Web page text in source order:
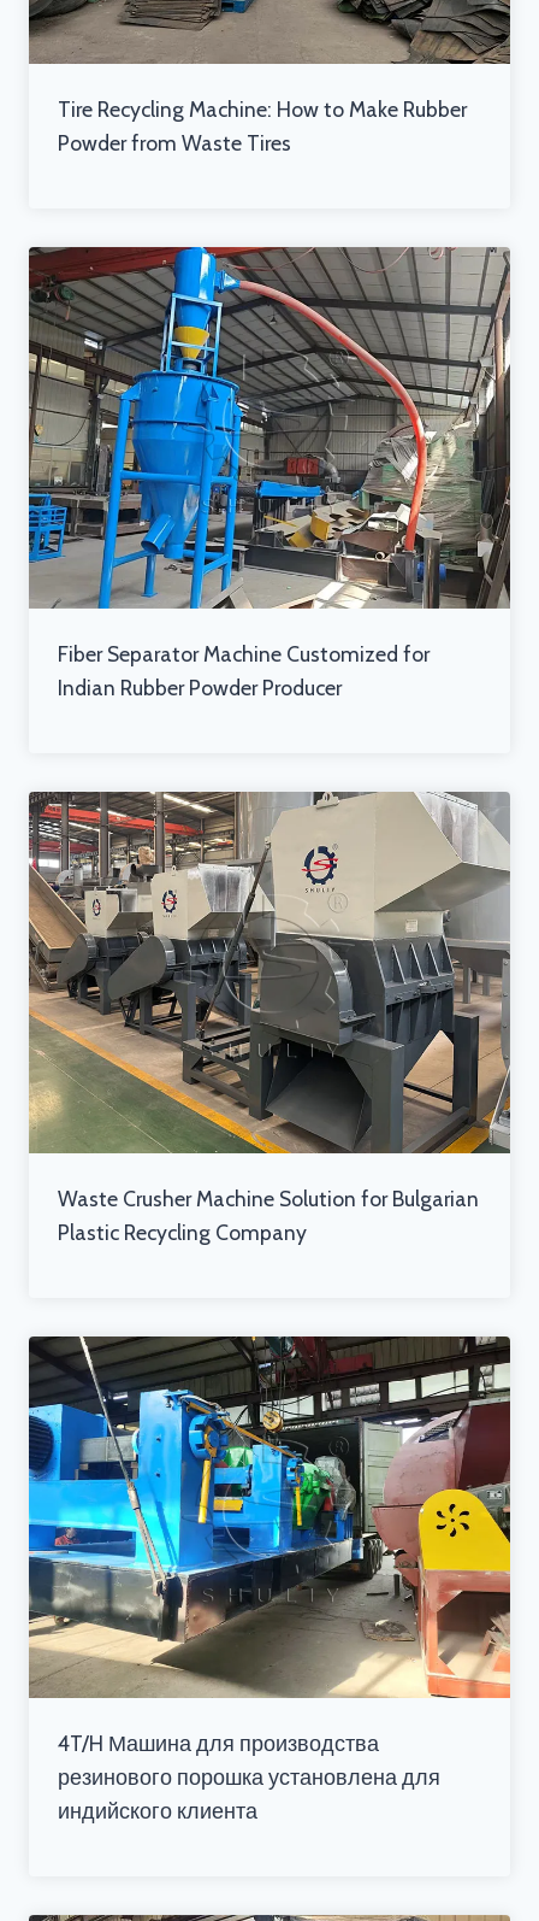
Tire Recycling Machine: How to Make Rubber
Powder from Waste Tires
Fiber Separator Machine Customized for
Indian Rubber Powder Producer
Waste Crusher Machine Solution for Bulgarian
Plastic Recycling Company
4T/H Машина для производства
резинового порошка установлена для
индийского клиента